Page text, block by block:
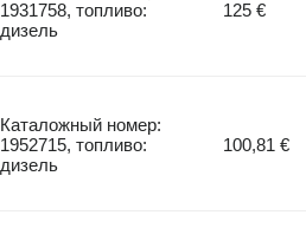
1931758, топливо:
дизель
125 €
Каталожный номер:
1952715, топливо:
дизель
100,81 €